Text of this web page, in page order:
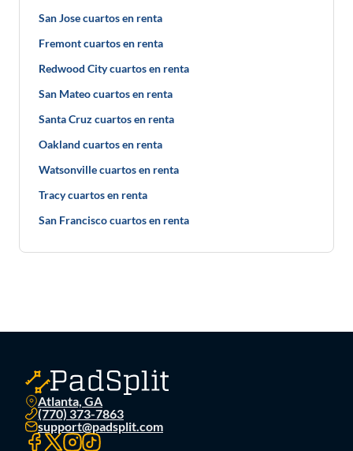
San Jose cuartos en renta
Fremont cuartos en renta
Redwood City cuartos en renta
San Mateo cuartos en renta
Santa Cruz cuartos en renta
Oakland cuartos en renta
Watsonville cuartos en renta
Tracy cuartos en renta
San Francisco cuartos en renta
Atlanta, GA
(770) 373-7863
support@padsplit.com